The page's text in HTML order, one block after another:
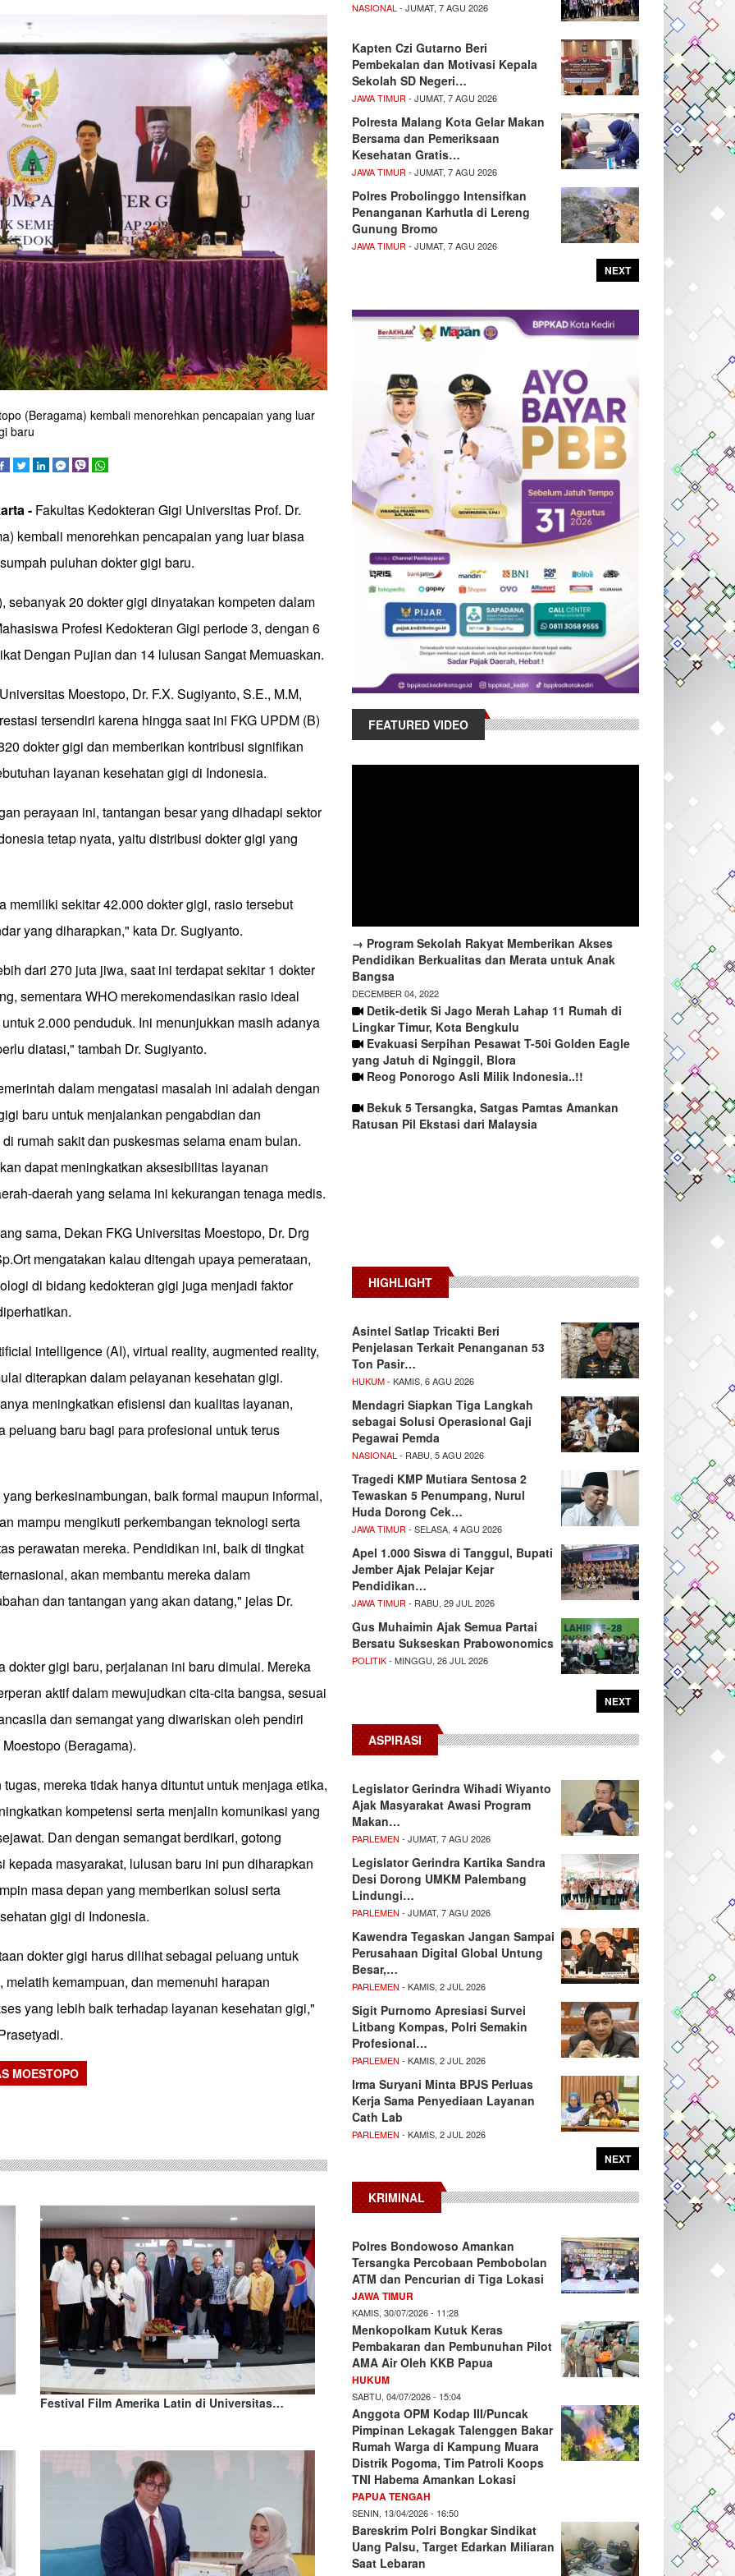
(Beragama) kembali menorehkan pencapaian yang luar
baru
- Fakultas Kedokteran Gigi Universitas Prof. Dr.
kembali menorehkan pencapaian yang luar biasa
puluhan dokter gigi baru.
sebanyak 20 dokter gigi dinyatakan kompeten dalam
Profesi Kedokteran Gigi periode 3, dengan 6
Dengan Pujian dan 14 lulusan Sangat Memuaskan.
Moestopo, Dr. F.X. Sugiyanto, S.E., M.M,
tersendiri karena hingga saat ini FKG UPDM (B)
dokter gigi dan memberikan kontribusi signifikan
layanan kesehatan gigi di Indonesia.
perayaan ini, tantangan besar yang dihadapi sektor
tetap nyata, yaitu distribusi dokter gigi yang
memiliki sekitar 42.000 dokter gigi, rasio tersebut
yang diharapkan," kata Dr. Sugiyanto.
dari 270 juta jiwa, saat ini terdapat sekitar 1 dokter
sementara WHO merekomendasikan rasio ideal
2.000 penduduk. Ini menunjukkan masih adanya
diatasi," tambah Dr. Sugiyanto.
dalam mengatasi masalah ini adalah dengan
baru untuk menjalankan pengabdian dan
rumah sakit dan puskesmas selama enam bulan.
dapat meningkatkan aksesibilitas layanan
daerah yang selama ini kekurangan tenaga medis.
sama, Dekan FKG Universitas Moestopo, Dr. Drg
mengatakan kalau ditengah upaya pemerataan,
di bidang kedokteran gigi juga menjadi faktor
intelligence (AI), virtual reality, augmented reality,
diterapkan dalam pelayanan kesehatan gigi.
meningkatkan efisiensi dan kualitas layanan,
peluang baru bagi para profesional untuk terus
berkesinambungan, baik formal maupun informal,
mampu mengikuti perkembangan teknologi serta
perawatan mereka. Pendidikan ini, baik di tingkat
akan membantu mereka dalam
dan tantangan yang akan datang," jelas Dr.
dokter gigi baru, perjalanan ini baru dimulai. Mereka
aktif dalam mewujudkan cita-cita bangsa, sesuai
dan semangat yang diwariskan oleh pendiri
(Beragama).
mereka tidak hanya dituntut untuk menjaga etika,
kompetensi serta menjalin komunikasi yang
Dan dengan semangat berdikari, gotong
kepada masyarakat, lulusan baru ini pun diharapkan
masa depan yang memberikan solusi serta
gigi di Indonesia.
dokter gigi harus dilihat sebagai peluang untuk
melatih kemampuan, dan memenuhi harapan
yang lebih baik terhadap layanan kesehatan gigi,"
MOESTOPO
Festival Film Amerika Latin di Universitas…
NASIONAL - JUMAT, 7 AGU 2026
Kapten Czi Gutarno Beri
Pembekalan dan Motivasi Kepala
Sekolah SD Negeri…
JAWA TIMUR - JUMAT, 7 AGU 2026
Polresta Malang Kota Gelar Makan
Bersama dan Pemeriksaan
Kesehatan Gratis…
JAWA TIMUR - JUMAT, 7 AGU 2026
Polres Probolinggo Intensifkan
Penanganan Karhutla di Lereng
Gunung Bromo
JAWA TIMUR - JUMAT, 7 AGU 2026
NEXT
FEATURED VIDEO
→ Program Sekolah Rakyat Memberikan Akses
Pendidikan Berkualitas dan Merata untuk Anak
Bangsa
DECEMBER 04, 2022
Detik-detik Si Jago Merah Lahap 11 Rumah di
Lingkar Timur, Kota Bengkulu
Evakuasi Serpihan Pesawat T-50i Golden Eagle
yang Jatuh di Nginggil, Blora
Reog Ponorogo Asli Milik Indonesia..!!
Bekuk 5 Tersangka, Satgas Pamtas Amankan
Ratusan Pil Ekstasi dari Malaysia
HIGHLIGHT
Asintel Satlap Tricakti Beri
Penjelasan Terkait Penanganan 53
Ton Pasir…
HUKUM- KAMIS, 6 AGU 2026
Mendagri Siapkan Tiga Langkah
sebagai Solusi Operasional Gaji
Pegawai Pemda
NASIONAL - RABU, 5 AGU 2026
Tragedi KMP Mutiara Sentosa 2
Tewaskan 5 Penumpang, Nurul
Huda Dorong Cek…
JAWA TIMUR - SELASA, 4 AGU 2026
Apel 1.000 Siswa di Tanggul, Bupati
Jember Ajak Pelajar Kejar
Pendidikan…
JAWA TIMUR - RABU, 29 JUL 2026
Gus Muhaimin Ajak Semua Partai
Bersatu Sukseskan Prabowonomics
POLITIK- MINGGU, 26 JUL 2026
NEXT
ASPIRASI
Legislator Gerindra Wihadi Wiyanto
Ajak Masyarakat Awasi Program
Makan…
PARLEMEN - JUMAT, 7 AGU 2026
Legislator Gerindra Kartika Sandra
Desi Dorong UMKM Palembang
Lindungi…
PARLEMEN - JUMAT, 7 AGU 2026
Kawendra Tegaskan Jangan Sampai
Perusahaan Digital Global Untung
Besar,…
PARLEMEN - KAMIS, 2 JUL 2026
Sigit Purnomo Apresiasi Survei
Litbang Kompas, Polri Semakin
Profesional…
PARLEMEN - KAMIS, 2 JUL 2026
Irma Suryani Minta BPJS Perluas
Kerja Sama Penyediaan Layanan
Cath Lab
PARLEMEN - KAMIS, 2 JUL 2026
NEXT
KRIMINAL
Polres Bondowoso Amankan
Tersangka Percobaan Pembobolan
ATM dan Pencurian di Tiga Lokasi
JAWA TIMUR
KAMIS, 30/07/2026 - 11:28
Menkopolkam Kutuk Keras
Pembakaran dan Pembunuhan Pilot
AMA Air Oleh KKB Papua
HUKUM
SABTU, 04/07/2026 - 15:04
Anggota OPM Kodap III/Puncak
Pimpinan Lekagak Talenggen Bakar
Rumah Warga di Kampung Muara
Distrik Pogoma, Tim Patroli Koops
TNI Habema Amankan Lokasi
PAPUA TENGAH
SENIN, 13/04/2026 - 16:50
Bareskrim Polri Bongkar Sindikat
Uang Palsu, Target Edarkan Miliaran
Saat Lebaran